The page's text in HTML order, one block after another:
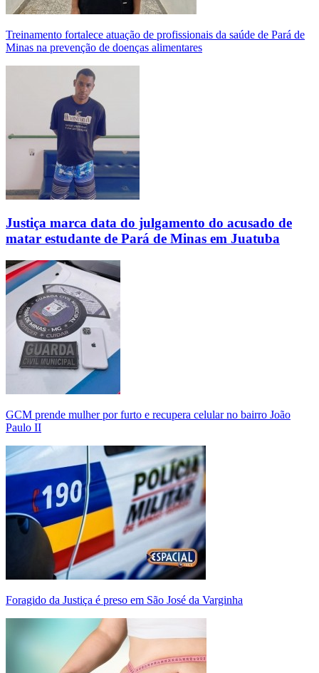
Treinamento fortalece atuação de profissionais da saúde de Pará de
Minas na prevenção de doenças alimentares
Justiça marca data do julgamento do acusado de
matar estudante de Pará de Minas em Juatuba
GCM prende mulher por furto e recupera celular no bairro João
Paulo II
Foragido da Justiça é preso em São José da Varginha